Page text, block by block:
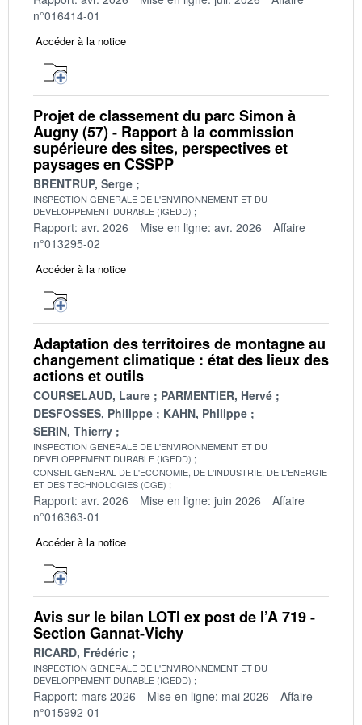
n°016414-01
Accéder à la notice
Projet de classement du parc Simon à
Augny (57) - Rapport à la commission
supérieure des sites, perspectives et
paysages en CSSPP
BRENTRUP, Serge
INSPECTION GENERALE DE L'ENVIRONNEMENT ET DU
DEVELOPPEMENT DURABLE (IGEDD)
Rapport: avr. 2026 Mise en ligne: avr. 2026
Affaire
n°013295-02
Accéder à la notice
Adaptation des territoires de montagne au
changement climatique : état des lieux des
actions et outils
COURSELAUD, Laure
PARMENTIER, Hervé
DESFOSSES, Philippe
KAHN, Philippe
SERIN, Thierry
INSPECTION GENERALE DE L'ENVIRONNEMENT ET DU
DEVELOPPEMENT DURABLE (IGEDD)
CONSEIL GENERAL DE L'ECONOMIE, DE L'INDUSTRIE, DE L'ENERGIE
ET DES TECHNOLOGIES (CGE)
Rapport: avr. 2026 Mise en ligne: juin 2026
Affaire
n°016363-01
Accéder à la notice
Avis sur le bilan LOTI ex post de l’A 719 -
Section Gannat-Vichy
RICARD, Frédéric
INSPECTION GENERALE DE L'ENVIRONNEMENT ET DU
DEVELOPPEMENT DURABLE (IGEDD)
Rapport: mars 2026 Mise en ligne: mai 2026
Affaire
n°015992-01